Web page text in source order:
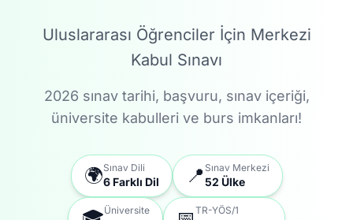
Uluslararası Öğrenciler İçin Merkezi
Kabul Sınavı
2026 sınav tarihi, başvuru, sınav içeriği,
üniversite kabulleri ve burs imkanları!
🌍Sınav Dili
6 Farklı Dil 📍 Sınav Merkezi
52 Ülke
Üniversite TR-YÖS/1